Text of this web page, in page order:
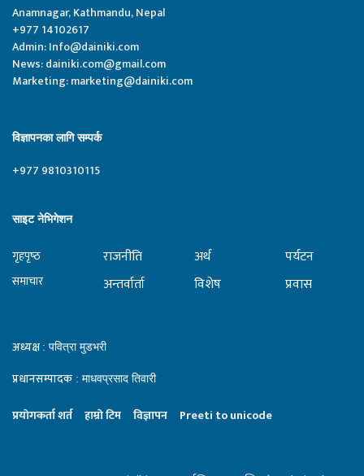
Anamnagar, Kathmandu, Nepal
+977 14102617
Admin:Info@dainiki.com
News:dainiki.com@gmail.com
Marketing:marketing@dainiki.com
विज्ञापनका लागि सम्पर्क
+977 9810310115
साइट नेभिगेशन
गृहपृष्‍ठ
समाचार
राजनीति
अन्तर्वार्ता
अर्थ
विशेष
पर्यटन
प्रवास
अध्यक्ष : पवित्रा मुडभरी
प्रधानसम्पादक : माधवप्रसाद तिवारी
प्रयाेगकर्ता शर्त हाम्राे टिम विज्ञापन Preeti to unicode